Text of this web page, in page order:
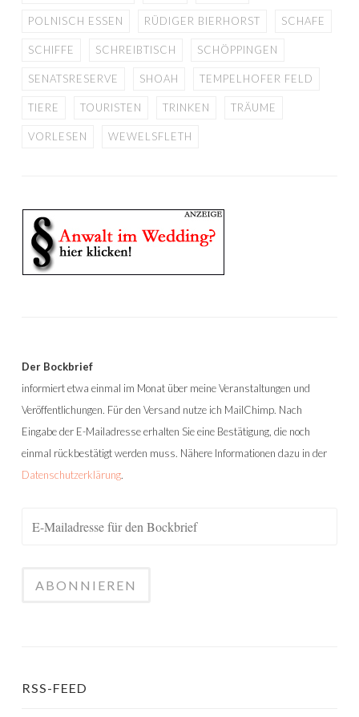
POLNISCH ESSEN RÜDIGER BIERHORST SCHAFE
SCHIFFE SCHREIBTISCH SCHÖPPINGEN
SENATSRESERVE SHOAH TEMPELHOFER FELD
TIERE TOURISTEN TRINKEN TRÄUME
VORLESEN WEWELSFLETH
Der Bockbrief
informiert etwa einmal im Monat über meine Veranstaltungen und
Veröffentlichungen. Für den Versand nutze ich MailChimp. Nach
Eingabe der E-Mailadresse erhalten Sie eine Bestätigung, die noch
einmal rückbestätigt werden muss. Nähere Informationen dazu in der
Datenschutzerklärung.
RSS-FEED